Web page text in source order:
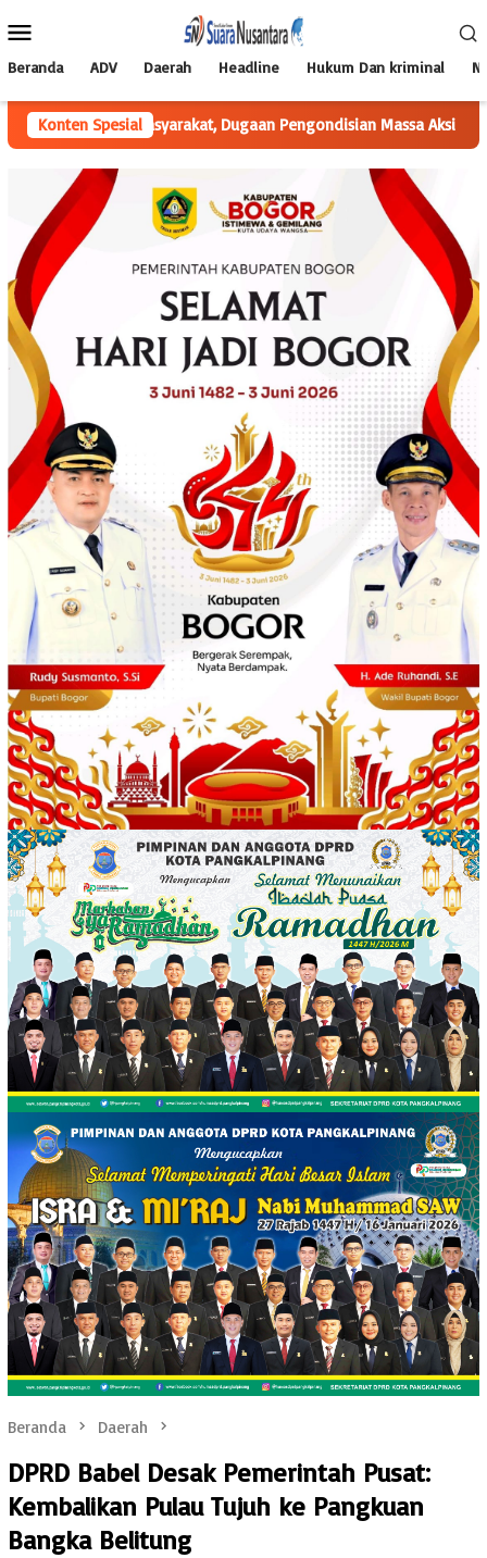
ke
Mobile
Beranda ADV Daerah Headline Hukum Dan kriminal
Konten Spesial
Masyarakat, Dugaan Pengondisian Massa Aksi Minta Diusut
Beranda Daerah
DPRD Babel Desak Pemerintah Pusat:
Kembalikan Pulau Tujuh ke Pangkuan
Bangka Belitung